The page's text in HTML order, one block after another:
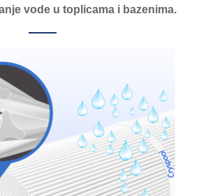
vode u toplicama i bazenima.